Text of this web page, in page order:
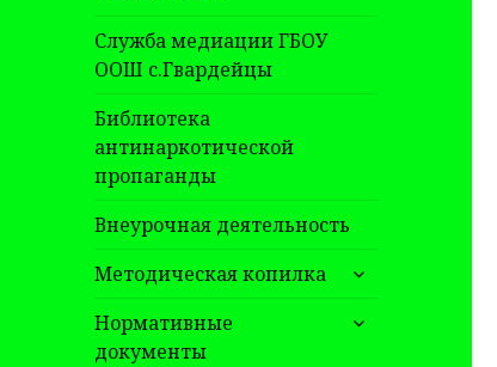
Служба медиации ГБОУ
ООШ с.Гвардейцы
Библиотека
антинаркотической
пропаганды
Внеурочная деятельность
Методическая копилка
раскрыть
дочернее
меню
Нормативные
документы
раскрыть